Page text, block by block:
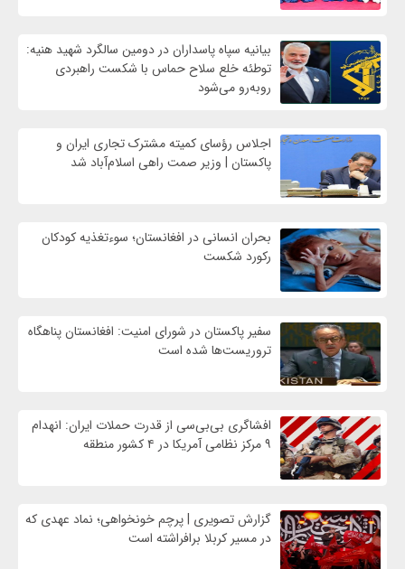
بیانیه سپاه پاسداران در دومین سالگرد شهید هنیه:
توطئه خلع سلاح حماس با شکست راهبردی
روبه‌رو می‌شود
اجلاس رؤسای کمیته مشترک تجاری ایران و
پاکستان | وزیر صمت راهی اسلام‌آباد شد
بحران انسانی در افغانستان؛ سوءتغذیه کودکان
رکورد شکست
سفیر پاکستان در شورای امنیت: افغانستان پناهگاه
تروریست‌ها شده است
افشاگری بی‌بی‌سی از قدرت حملات ایران: انهدام
۹ مرکز نظامی آمریکا در ۴ کشور منطقه
گزارش تصویری | پرچم خونخواهی؛ نماد عهدی که
در مسیر کربلا برافراشته است